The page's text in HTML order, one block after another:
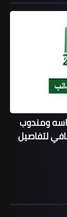
ومندوب
معرض وسائق براتب 3000صافي لتفاصيل